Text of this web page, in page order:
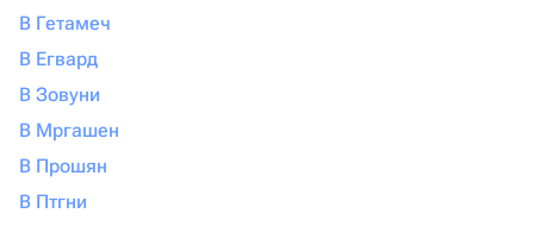
В Гетамеч
В Егвард
В Зовуни
В Мргашен
В Прошян
В Птгни